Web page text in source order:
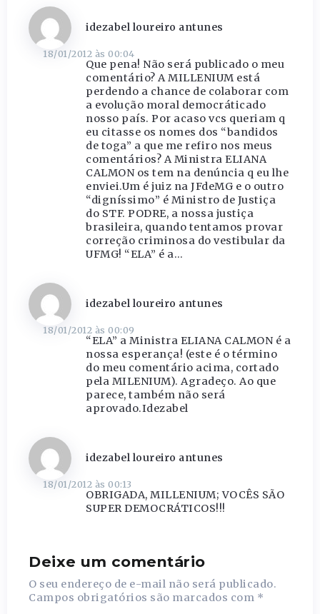
idezabel loureiro antunes
18/01/2012 às 00:04
Que pena! Não será publicado o meu
comentário? A MILLENIUM está
perdendo a chance de colaborar com
a evolução moral democráticado
nosso país. Por acaso vcs queriam q
eu citasse os nomes dos “bandidos
de toga” a que me refiro nos meus
comentários? A Ministra ELIANA
CALMON os tem na denúncia q eu lhe
enviei.Um é juiz na JFdeMG e o outro
“digníssimo” é Ministro de Justiça
do STF. PODRE, a nossa justiça
brasileira, quando tentamos provar
correção criminosa do vestibular da
UFMG! “ELA” é a…
idezabel loureiro antunes
18/01/2012 às 00:09
“ELA” a Ministra ELIANA CALMON é a
nossa esperança! (este é o término
do meu comentário acima, cortado
pela MILENIUM). Agradeço. Ao que
parece, também não será
aprovado.Idezabel
idezabel loureiro antunes
18/01/2012 às 00:13
OBRIGADA, MILLENIUM; VOCÊS SÃO
SUPER DEMOCRÁTICOS!!!
Deixe um comentário
O seu endereço de e-mail não será publicado.
Campos obrigatórios são marcados com *